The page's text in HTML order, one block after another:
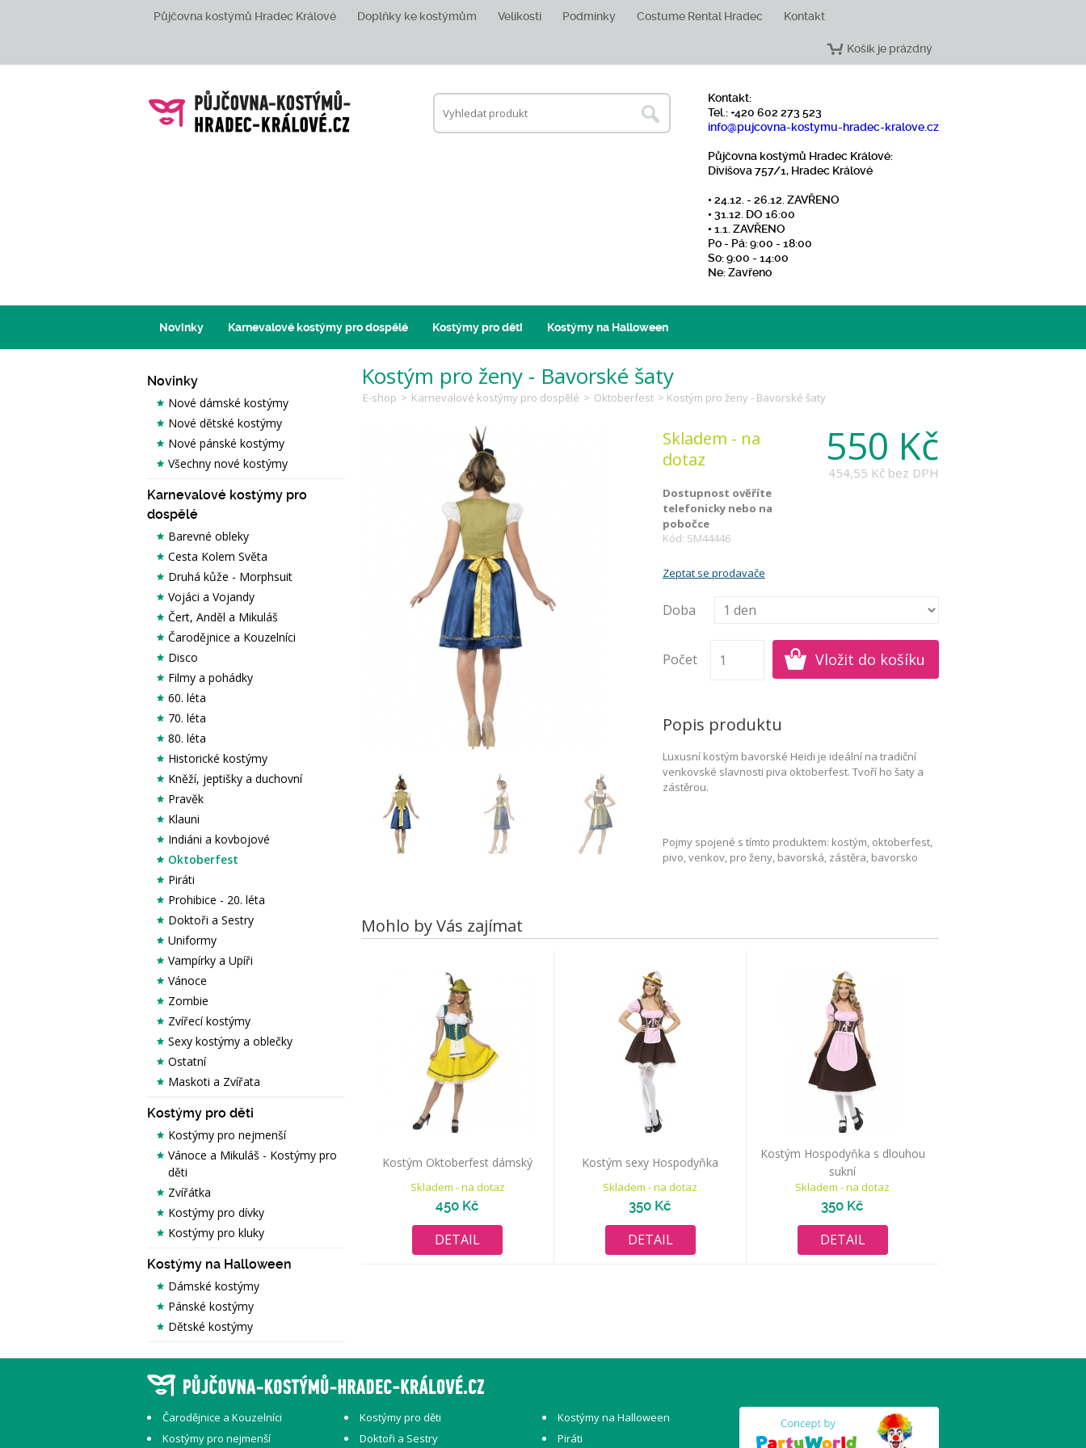
Půjčovna kostýmů Hradec Králové Doplňky ke kostýmům Velikosti Podmínky Costume Rental Hradec Kontakt
Košík je prázdný
Kontakt:
Tel.: +420 602 273 523
info@pujcovna-kostymu-hradec-kralove.cz
Půjčovna kostýmů Hradec Králové:
Divišova 757/1, Hradec Králové
• 24.12. - 26.12. ZAVŘENO
• 31.12. DO 16:00
• 1.1. ZAVŘENO
Po - Pá: 9:00 - 18:00
So: 9:00 - 14:00
Ne: Zavřeno
Novinky Karnevalové kostýmy pro dospělé Kostýmy pro děti Kostýmy na Halloween
Novinky
Nové dámské kostýmy
Nové dětské kostýmy
Nové pánské kostýmy
Všechny nové kostýmy
Karnevalové kostýmy pro
dospělé
Barevné obleky
Cesta Kolem Světa
Druhá kůže - Morphsuit
Vojáci a Vojandy
Čert, Anděl a Mikuláš
Čarodějnice a Kouzelníci
Disco
Filmy a pohádky
60. léta
70. léta
80. léta
Historické kostýmy
Kněží, jeptišky a duchovní
Pravěk
Klauni
Indiáni a kovbojové
Oktoberfest
Piráti
Prohibice - 20. léta
Doktoři a Sestry
Uniformy
Vampírky a Upíři
Vánoce
Zombie
Zvířecí kostýmy
Sexy kostýmy a oblečky
Ostatní
Maskoti a Zvířata
Kostýmy pro děti
Kostýmy pro nejmenší
Vánoce a Mikuláš - Kostýmy pro
děti
Zvířátka
Kostýmy pro dívky
Kostýmy pro kluky
Kostýmy na Halloween
Dámské kostýmy
Pánské kostýmy
Dětské kostýmy
Kostým pro ženy - Bavorské šaty
E-shop > Karnevalové kostýmy pro dospělé > Oktoberfest > Kostým pro ženy - Bavorské šaty
550 Kč
454,55 Kč bez DPH
Skladem - na
dotaz
Dostupnost ověříte
telefonicky nebo na
pobočce
Kód: SM44446
Zeptat se prodavače
Doba
Počet
Popis produktu
Luxusní kostým bavorské Heidi je ideální na tradiční
venkovské slavnosti piva oktoberfest. Tvoří ho šaty a
zástěrou.
Pojmy spojené s tímto produktem: kostým, oktoberfest,
pivo, venkov, pro ženy, bavorská, zástěra, bavorsko
Mohlo by Vás zajímat
Kostým Oktoberfest dámský
Skladem - na dotaz
450 Kč
DETAIL
Kostým sexy Hospodyňka
Skladem - na dotaz
350 Kč
DETAIL
Kostým Hospodyňka s dlouhou
sukní
Skladem - na dotaz
350 Kč
DETAIL
Čarodějnice a Kouzelníci Kostýmy pro děti
Kostýmy na Halloween
Kostýmy pro nejmenší
Doktoři a Sestry Piráti